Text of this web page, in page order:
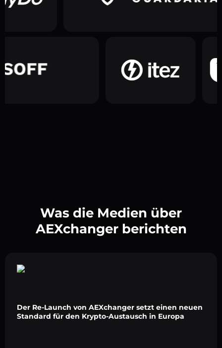
Was die Medien über
AEXchanger berichten
Der Re-Launch von AEXchanger setzt einen neuen
Standard für den Krypto-Austausch in Europa